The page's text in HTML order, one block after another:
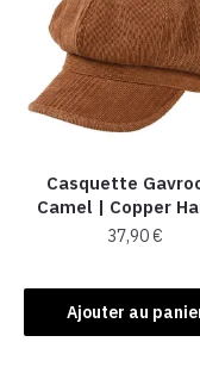
Casquette
Camel | Copper
37,90€
Ajouter au